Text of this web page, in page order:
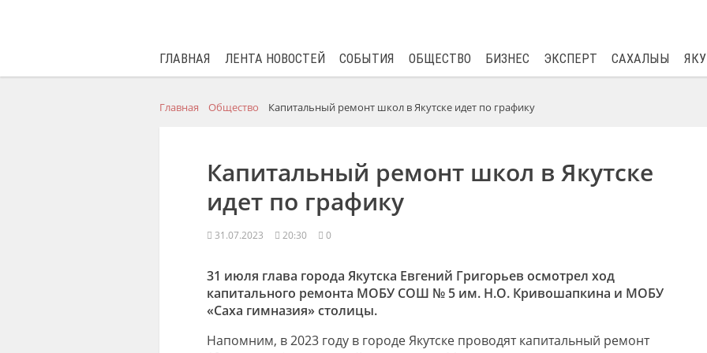
ГЛАВНАЯ ЛЕНТА НОВОСТЕЙ СОБЫТИЯ ОБЩЕСТВО БИЗНЕС ЭКСПЕРТ САХАЛЫЫ
Главная Общество Капитальный ремонт школ в Якутске идет по графику
Капитальный ремонт школ в Якутске
идет по графику
31.07.2023 20:30 0
31 июля глава города Якутска Евгений Григорьев осмотрел ход
капитального ремонта МОБУ СОШ № 5 им. Н.О. Кривошапкина и МОБУ
«Саха гимназия» столицы.
Напомним, в 2023 году в городе Якутске проводят капитальный ремонт